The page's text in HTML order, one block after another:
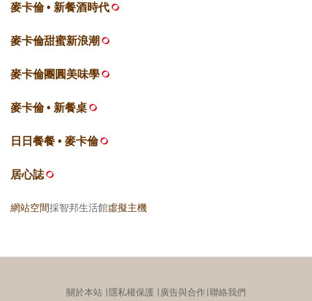
麥卡倫 • 新餐酒時代
麥卡倫甜蜜新浪潮
麥卡倫團圓美味學
麥卡倫 • 新餐桌
日日餐餐 • 麥卡倫
居心誌
網站空間採智邦生活館虛擬主機
關於本站 ∣隱私權保護 ∣廣告與合作∣聯絡我們